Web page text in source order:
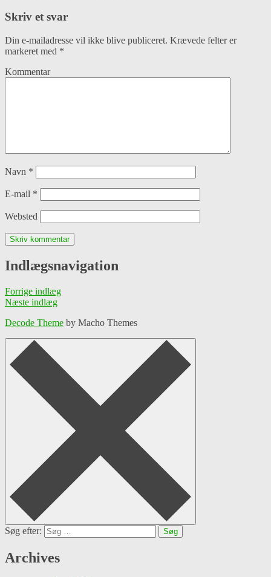
Skriv et svar
Din e-mailadresse vil ikke blive publiceret. Krævede felter er
markeret med *
Kommentar
Navn *
E-mail *
Websted
Indlægsnavigation
Forrige indlæg
Næste indlæg
Decode Theme by Macho Themes
Søg efter:
Archives